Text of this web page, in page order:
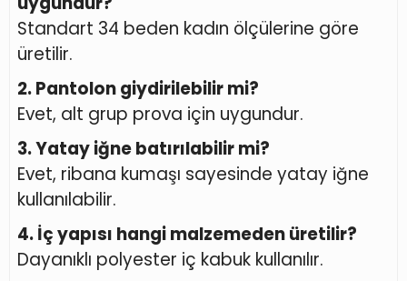
Standart 34 beden kadın ölçülerine göre
üretilir.
2. Pantolon giydirilebilir mi?
Evet, alt grup prova için uygundur.
3. Yatay iğne batırılabilir mi?
Evet, ribana kumaşı sayesinde yatay iğne
kullanılabilir.
4. İç yapısı hangi malzemeden üretilir?
Dayanıklı polyester iç kabuk kullanılır.